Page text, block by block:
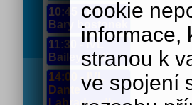
cookie
informace,
stranou k
ve spojení
10:45 - IVL
Bary bostonek
11:30 - IVL
Bailey pudl
14:00 - IVL
Dante
Labradoodle